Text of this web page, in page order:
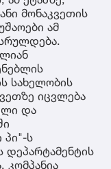
მონაკვეთის
ამ
სახელობის
იცვლება
და
პი"-ს
დეპარტამენტის